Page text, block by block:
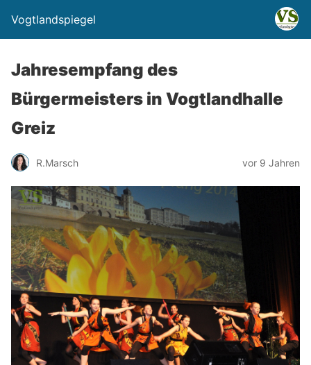
Vogtlandspiegel
Jahresempfang des
Bürgermeisters in Vogtlandhalle
Greiz
R.Marsch vor 9 Jahren